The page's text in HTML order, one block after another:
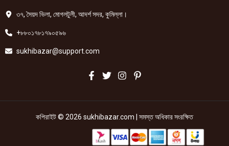
৩৭, সৈয়দ ভিলা, মোগলটুলী, আদর্শ সদর, কুমিল্লা।
+৮৮০১৭৮১৭৯০৫৯৬
sukhibazar@support.com
কপিরাইট © 2026 sukhibazar.com | সমস্ত অধিকার সংরক্ষিত